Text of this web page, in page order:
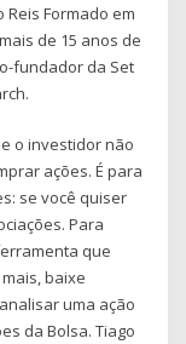
Formado em
de 15 anos de
fundador da Set
o investidor não
ações. É para
se você quiser
Para
que
baixe
uma ação
da Bolsa. Tiago